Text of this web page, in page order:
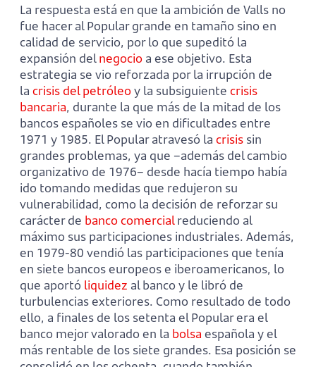
La respuesta está en que la ambición de Valls no
fue hacer al Popular grande en tamaño sino en
calidad de servicio, por lo que supeditó la
expansión delnegocio a ese objetivo. Esta
estrategia se vio reforzada por la irrupción de
la crisis del petróleoy la subsiguiente crisis
bancaria, durante la que más de la mitad de los
bancos españoles se vio en dificultades entre
1971 y 1985. El Popular atravesó la crisis sin
grandes problemas, ya que –además del cambio
organizativo de 1976– desde hacía tiempo había
ido tomando medidas que redujeron su
vulnerabilidad, como la decisión de reforzar su
carácter de banco comercialreduciendo al
máximo sus participaciones industriales. Además,
en 1979-80 vendió las participaciones que tenía
en siete bancos europeos e iberoamericanos, lo
que aportó liquidez al banco y le libró de
turbulencias exteriores. Como resultado de todo
ello, a finales de los setenta el Popular era el
banco mejor valorado en la bolsa española y el
más rentable de los siete grandes. Esa posición se